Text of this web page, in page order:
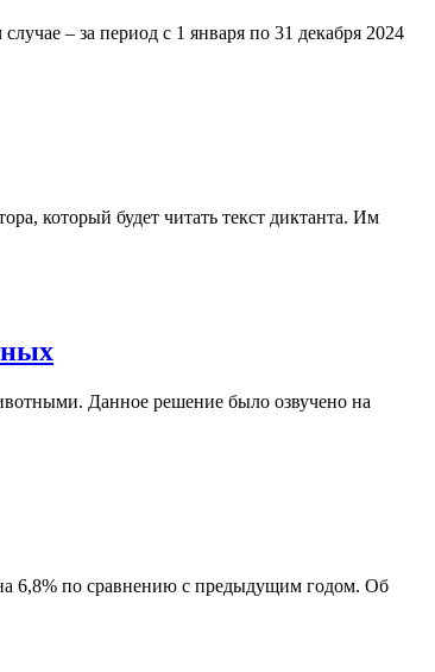
– за период с 1 января по 31 декабря 2024
который будет читать текст диктанта. Им
Данное решение было озвучено на
6,8% по сравнению с предыдущим годом. Об